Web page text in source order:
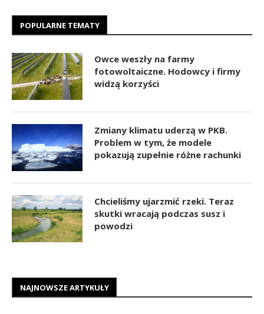
POPULARNE TEMATY
Owce weszły na farmy
fotowoltaiczne. Hodowcy i firmy
widzą korzyści
Zmiany klimatu uderzą w PKB.
Problem w tym, że modele
pokazują zupełnie różne rachunki
Chcieliśmy ujarzmić rzeki. Teraz
skutki wracają podczas susz i
powodzi
NAJNOWSZE ARTYKUŁY